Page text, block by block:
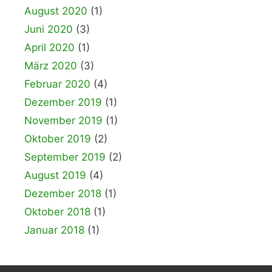
August 2020 (1)
Juni 2020 (3)
April 2020 (1)
März 2020 (3)
Februar 2020 (4)
Dezember 2019 (1)
November 2019 (1)
Oktober 2019 (2)
September 2019 (2)
August 2019 (4)
Dezember 2018 (1)
Oktober 2018 (1)
Januar 2018 (1)